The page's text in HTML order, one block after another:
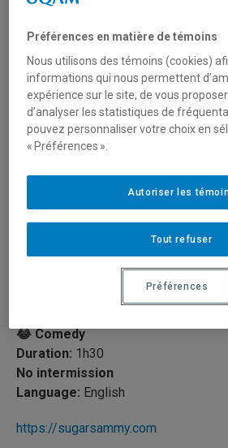
Sugar Sammy
Edition
Sugar Sammy is one of the hottest
international circuit. TheNew York
fearless comic with a talent for
countries and is touring Canada once
Sugar Sammy is a charismatic
outlook allows him to hit on cultural,
themes with great charm and
audience
😂 Comedy
Duration: 1h30
No intermission
Language: English
https://sugarsammy.com
Préférences en matière de témoins
Nous utilisons des témoins (cookies)
informations qui nous permettent
expérience sur le site, de vous
d’analyser les statistiques de
pouvez personnaliser votre choix en
« Préférences ».
Tout refuser
Autoriser les
Préférences